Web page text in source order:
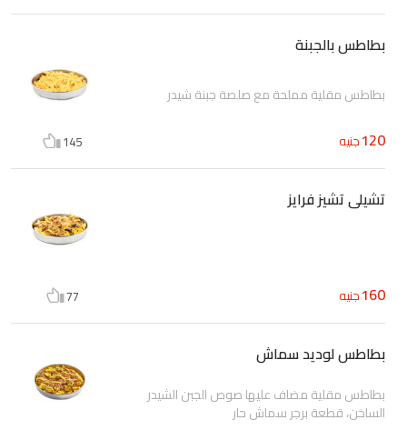
بطاطس بالجبنة
بطاطس مقلية مملحة مع صلصة جبنة شيدر
120جنيه 145
تشيلى تشيز فرايز
160جنيه 77
بطاطس لوديد سماش
بطاطس مقلية مضاف عليها صوص الجبن الشيدر
الساخن، قطعة برجر سماش حار